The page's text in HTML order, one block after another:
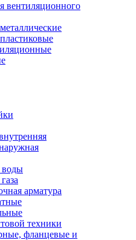
вентиляционного
воды
арматура
техники
фланцевые и